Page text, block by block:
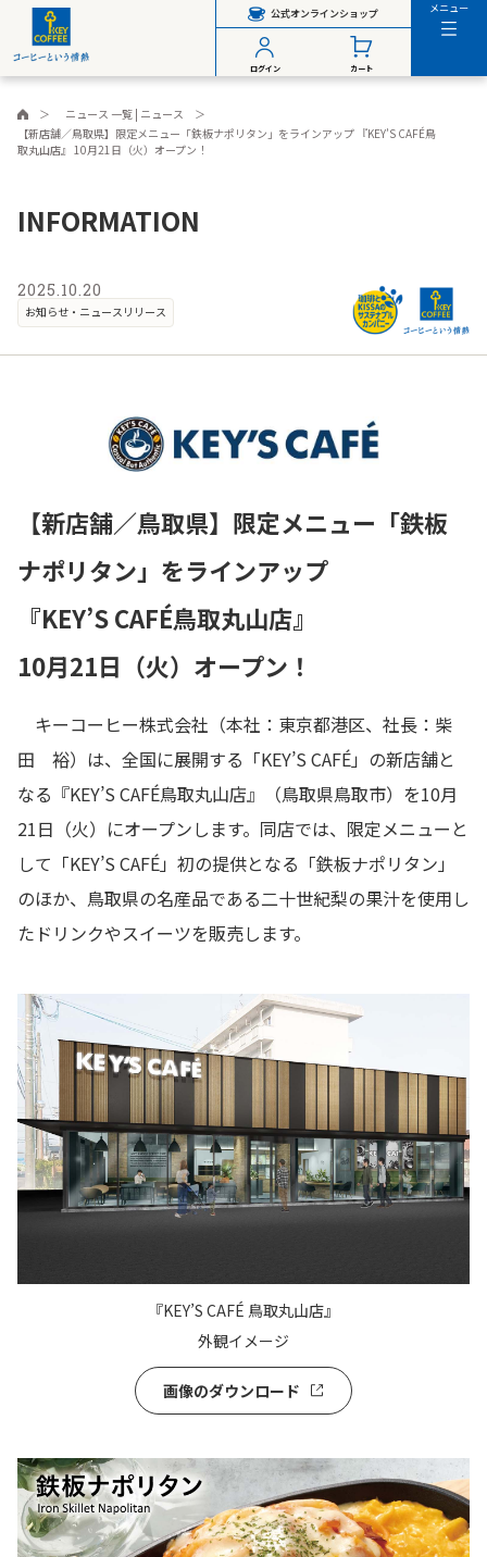
公式オンラインショップ
ログイン カート
メニュー
ニュース 一覧 | ニュース
【新店舗／鳥取県】限定メニュー「鉄板ナポリタン」をラインアップ 『KEY’S CAFÉ鳥
取丸山店』 10月21日（火）オープン！
INFORMATION
2025.10.20
お知らせ・ニュースリリース
【新店舗／鳥取県】限定メニュー「鉄板
ナポリタン」をラインアップ
『KEY’S CAFÉ鳥取丸山店』
10月21日（火）オープン！
キーコーヒー株式会社（本社：東京都港区、社長：柴
田 裕）は、全国に展開する「KEY’S CAFÉ」の新店舗と
なる『KEY’S CAFÉ鳥取丸山店』（鳥取県鳥取市）を10月
21日（火）にオープンします。同店では、限定メニューと
して「KEY’S CAFÉ」初の提供となる「鉄板ナポリタン」
のほか、鳥取県の名産品である二十世紀梨の果汁を使用し
たドリンクやスイーツを販売します。
『KEY’S CAFÉ 鳥取丸山店』
外観イメージ
画像のダウンロード